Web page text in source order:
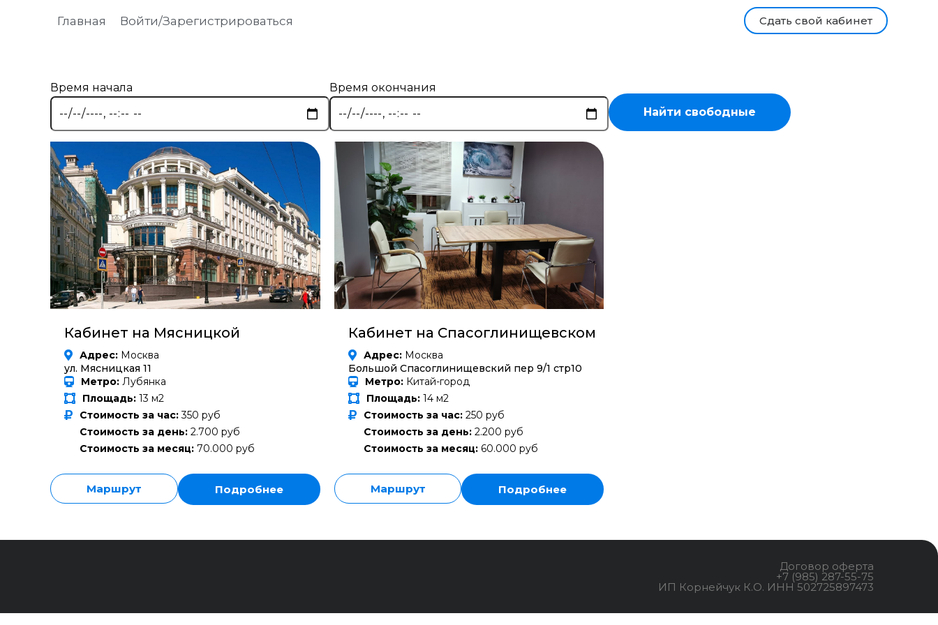
Главная Войти/Зарегистрироваться Сдать свой кабинет
Время начала
Время окончания
Найти свободные
Кабинет на Мясницкой
Адрес: Москва
ул. Мясницкая 11
Метро: Лубянка
Площадь: 13 м2
Стоимость за час: 350 руб
Стоимость за день: 2.700 руб
Стоимость за месяц: 70.000 руб
Маршрут Подробнее
Кабинет на Спасоглинищевском
Адрес: Москва
Большой Спасоглинищевский пер 9/1 стр10
Метро: Китай-город
Площадь: 14 м2
Стоимость за час: 250 руб
Стоимость за день: 2.200 руб
Стоимость за месяц: 60.000 руб
Маршрут Подробнее
Договор оферта
+7 (985) 287-55-75
ИП Корнейчук К.О. ИНН 502725897473